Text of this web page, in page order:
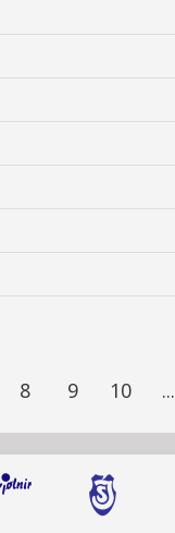
8 9 10 ...